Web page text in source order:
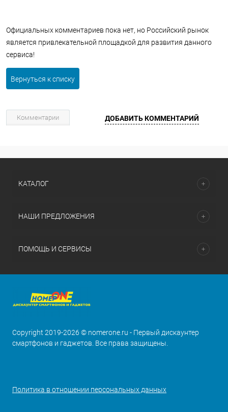
Официальных комментариев пока нет, но Российский рынок
является привлекательной площадкой для развития данного
сервиса!
Вернуться к списку
Комментарии ДОБАВИТЬ КОММЕНТАРИЙ
КАТАЛОГ
НАШИ ПРЕДЛОЖЕНИЯ
ПОМОЩЬ И СЕРВИСЫ
Copyright 2019-2026 © nomerone.ru - Первый дискаунтер
смартфонов и гаджетов. Все права защищены.
Политика в отношении персональных данных